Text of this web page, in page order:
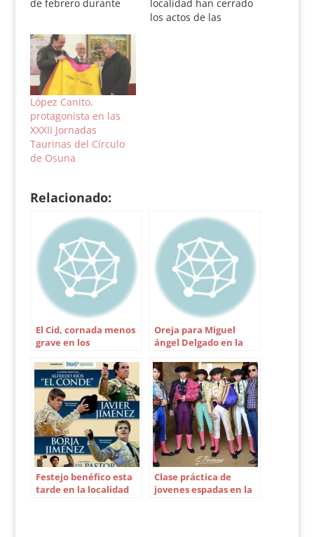
de febrero durante
programados por el
Círculo Taurino de
Osuna con motivo de
sus Jornadas
Taurinas. La
exposición tendrá
lugar en salón de la
Casa de la Cultura.
Durante esos días se
reunirán en…
localidad han cerrado
los actos de las
López Canito,
protagonista en las
XXXII Jornadas
Taurinas del Círculo
de Osuna
Relacionado:
El Cid, cornada menos
grave en los
Pamplona
Oreja para Miguel
ángel Delgado en la
Festejo benéfico esta
tarde en la localidad
Clase práctica de
jovenes espadas en la